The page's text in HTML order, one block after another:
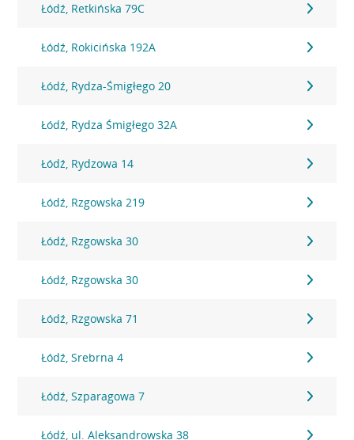
Łódź, Retkińska 79C
Łódź, Rokicińska 192A
Łódź, Rydza-Śmigłego 20
Łódź, Rydza Śmigłego 32A
Łódź, Rydzowa 14
Łódź, Rzgowska 219
Łódź, Rzgowska 30
Łódź, Rzgowska 30
Łódź, Rzgowska 71
Łódź, Srebrna 4
Łódź, Szparagowa 7
Łódź, ul. Aleksandrowska 38